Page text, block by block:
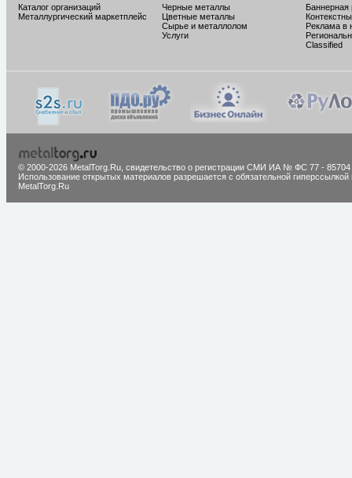
Каталог организаций
Металлургический маркетплейс
Черные металлы
Цветные металлы
Сырье и металлолом
Услуги
Баннерная
Реклама в
Classified
© 2000-2026 MetalTorg.Ru, cвидетельство о регистрации СМИ ИА № ФС 77 - 85704
Использование открытых материалов разрешается с обязательной гиперссылкой
MetalTorg.Ru